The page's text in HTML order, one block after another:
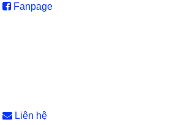
Fanpage
Liên hệ